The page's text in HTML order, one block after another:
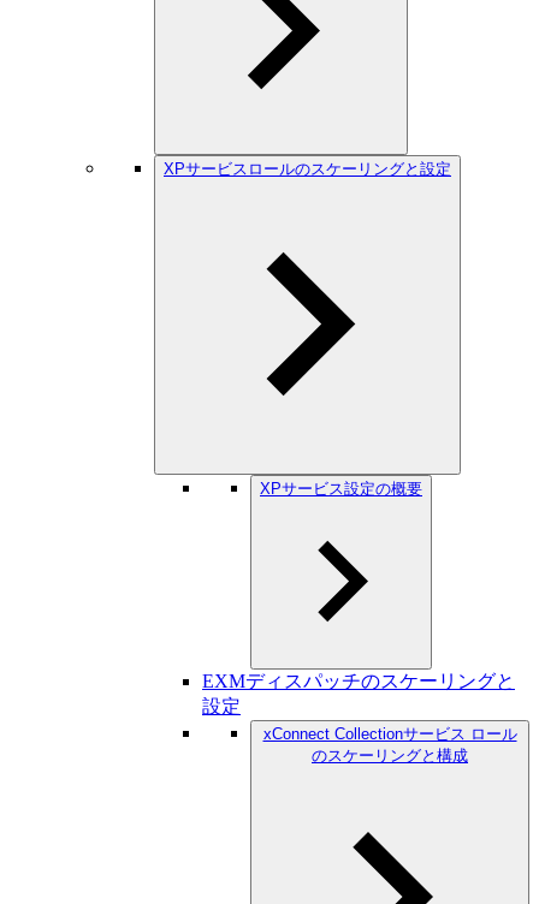
XPサービスロールのスケーリングと設定
XPサービス設定の概要
EXMディスパッチのスケーリングと
設定
xConnect Collectionサービス ロール
のスケーリングと構成